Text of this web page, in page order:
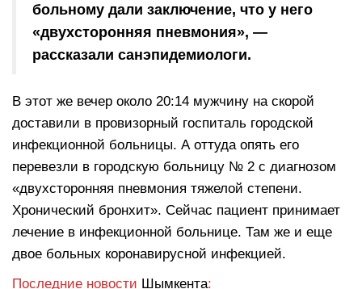
больному дали заключение, что у него
«двухсторонняя пневмония», —
рассказали санэпидемиологи.
В этот же вечер около 20:14 мужчину на скорой
доставили в провизорный госпиталь городской
инфекционной больницы. А оттуда опять его
перевезли в городскую больницу № 2 с диагнозом
«двухсторонняя пневмония тяжелой степени.
Хронический бронхит». Сейчас пациент принимает
лечение в инфекционной больнице. Там же и еще
двое больных коронавирусной инфекцией.
Последние новости Шымкента: